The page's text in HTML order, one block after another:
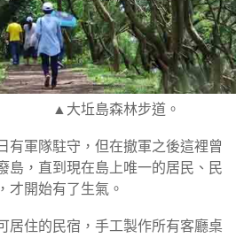
林步道。
有軍隊駐守，但在撤軍之後這裡曾
島，直到現在島上唯一的居民、民
才開始有了生氣。
居住的民宿，手工製作所有客廳桌